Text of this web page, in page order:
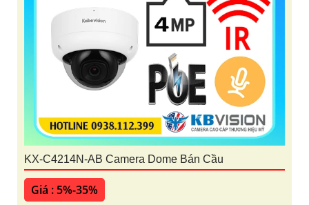
KX-C4214N-AB Camera Dome Bán Cầu
Giá : 5%-35%